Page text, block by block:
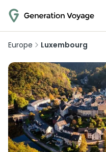
Europe Luxembourg